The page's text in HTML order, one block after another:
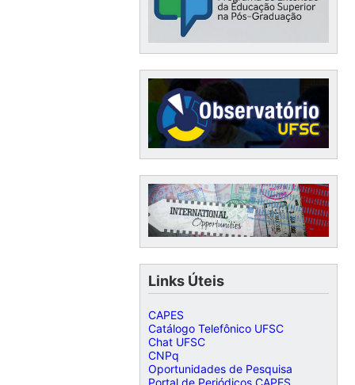
Links Úteis
CAPES
Catálogo Telefônico UFSC
Chat UFSC
CNPq
Oportunidades de Pesquisa